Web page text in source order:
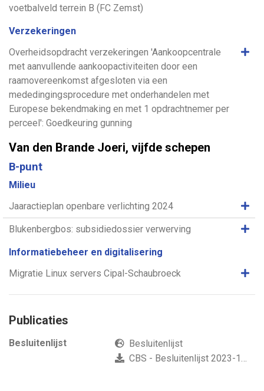
voetbalveld terrein B (FC Zemst)
Verzekeringen
Overheidsopdracht verzekeringen 'Aankoopcentrale
met aanvullende aankoopactiviteiten door een
raamovereenkomst afgesloten via een
mededingingsprocedure met onderhandelen met
Europese bekendmaking en met 1 opdrachtnemer per
perceel': Goedkeuring gunning
Van den Brande Joeri, vijfde schepen
B-punt
Milieu
Jaaractieplan openbare verlichting 2024
Blukenbergbos: subsidiedossier verwerving
Informatiebeheer en digitalisering
Migratie Linux servers Cipal-Schaubroeck
Publicaties
Besluitenlijst
Besluitenlijst
CBS - Besluitenlijst 2023-10-23